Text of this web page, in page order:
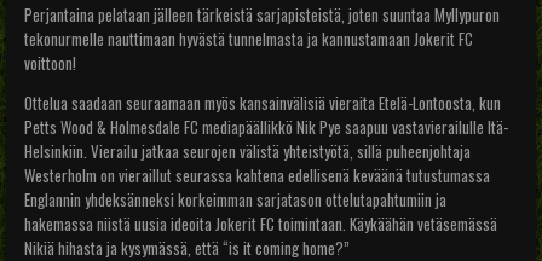
Perjantaina pelataan jälleen tärkeistä sarjapisteistä, joten suuntaa Myllypuron
tekonurmelle nauttimaan hyvästä tunnelmasta ja kannustamaan Jokerit FC
voittoon!
Ottelua saadaan seuraamaan myös kansainvälisiä vieraita Etelä-Lontoosta, kun
Petts Wood & Holmesdale FC mediapäällikkö Nik Pye saapuu vastavierailulle Itä-
Helsinkiin. Vierailu jatkaa seurojen välistä yhteistyötä, sillä puheenjohtaja
Westerholm on vieraillut seurassa kahtena edellisenä keväänä tutustumassa
Englannin yhdeksänneksi korkeimman sarjatason ottelutapahtumiin ja
hakemassa niistä uusia ideoita Jokerit FC toimintaan. Käykäähän vetäsemässä
Nikiä hihasta ja kysymässä, että “is it coming home?”